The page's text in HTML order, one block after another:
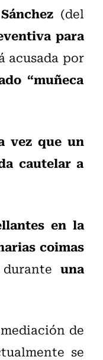
(del
para
acusada por
“muñeca
vez que un
cautelar a
en la
coimas
una
de
se